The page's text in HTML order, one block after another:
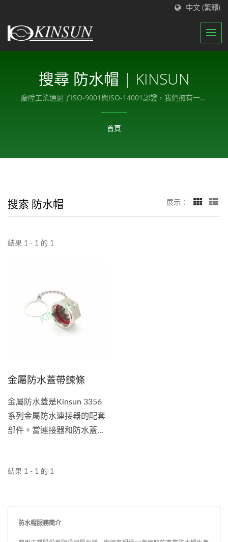
中文 (繁體)
搜尋 防水帽 | KINSUN
慶陞工業通過了ISO-9001與ISO-14001認證，我們擁有一支
組織良好的團隊來執行我們的質量管理體系。
首頁
搜索 防水帽 展示：
結果 1 - 1 的 1
金屬防水蓋帶鍊條
金屬防水蓋是Kinsun 3356
系列金屬防水連接器的配套
部件。當連接器和防水蓋配
水蓋經過良好的表面處理。
結果 1 - 1 的 1
防水帽服務簡介